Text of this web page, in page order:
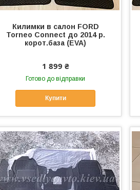
Килимки в салон FORD
Torneo Connect до 2014 р.
корот.база (EVA)
1 899 ₴
Готово до відправки
Купити